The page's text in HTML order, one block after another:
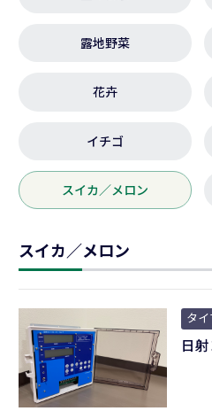
露地野菜
花卉
イチゴ
スイカ／メロン
スイカ／メロン
タ
日
露地野菜
イチゴ
果樹
芝生（ゴルフ場・グラウンド